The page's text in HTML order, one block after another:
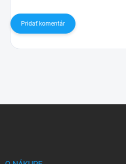
Pridať komentár